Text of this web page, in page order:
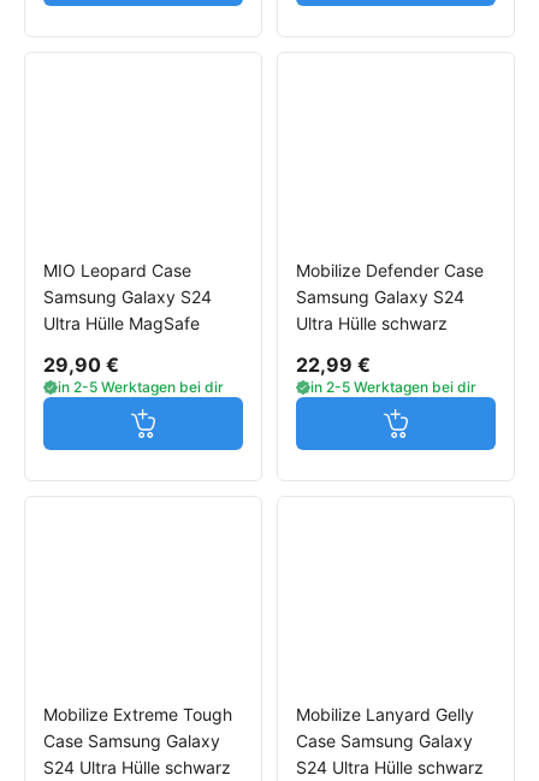
MIO Leopard Case
Samsung Galaxy S24
Ultra Hülle MagSafe
29,90 €
in 2-5 Werktagen bei dir
Jetzt in den Warenkorb
Mobilize Defender Case
Samsung Galaxy S24
Ultra Hülle schwarz
22,99 €
in 2-5 Werktagen bei dir
Jetzt in den
Mobilize Extreme Tough
Case Samsung Galaxy
S24 Ultra Hülle schwarz
Mobilize Lanyard Gelly
Case Samsung Galaxy
S24 Ultra Hülle schwarz